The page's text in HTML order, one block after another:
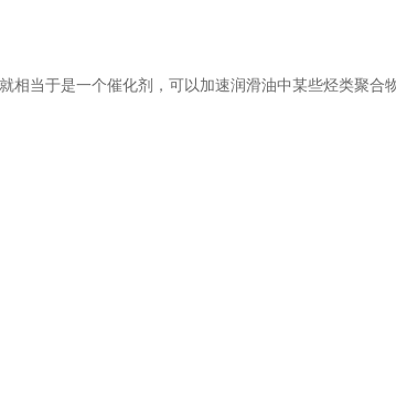
相当于是一个催化剂，可以加速润滑油中某些烃类聚